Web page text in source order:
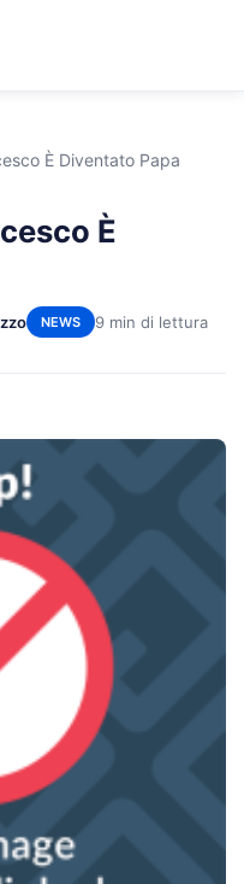
È Diventato Papa
È
NEWS 9 min di lettura